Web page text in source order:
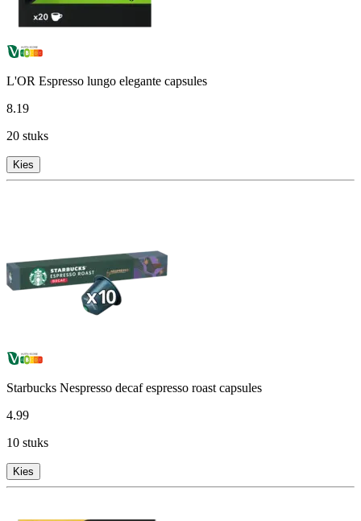
L'OR Espresso lungo elegante capsules
8.19
20 stuks
Kies
Starbucks Nespresso decaf espresso roast capsules
4.99
10 stuks
Kies